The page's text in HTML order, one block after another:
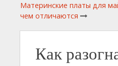
Материнские платы для
чем отличаются
Как